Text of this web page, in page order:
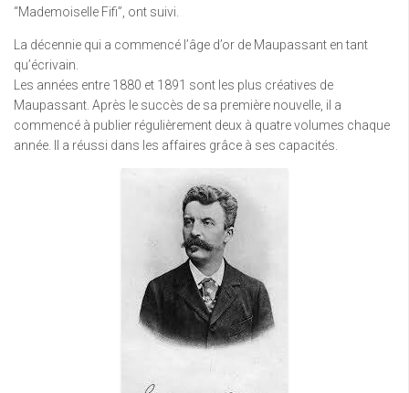
“Mademoiselle Fifi”, ont suivi.
La décennie qui a commencé l’âge d’or de Maupassant en tant
qu’écrivain.
Les années entre 1880 et 1891 sont les plus créatives de
Maupassant. Après le succès de sa première nouvelle, il a
commencé à publier régulièrement deux à quatre volumes chaque
année. Il a réussi dans les affaires grâce à ses capacités.